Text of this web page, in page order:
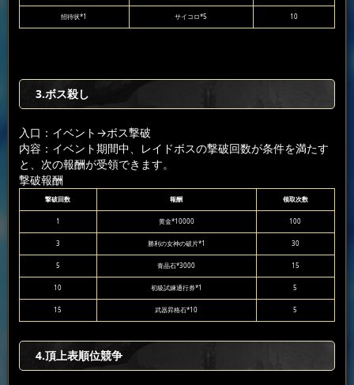
招待状*1 サイコロ*5 10
3.ボス殺し
入口：イベント →ボス撃破
内容：イベント期間中、レイドボスの撃破回数が条件を満たす
と、次の報酬が受領できます。
撃破報酬
撃破回数 報酬 领取次数
1 黄金*10000 100
3 勝利の女神の破片*1 30
5 青晶石*3000 15
10 初級試練通行券*1 5
15 武器昇格石*10 5
4.頂上表順位競争